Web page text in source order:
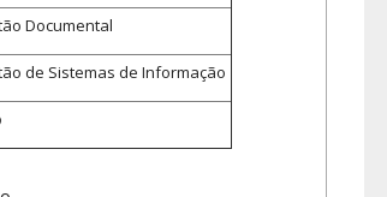
Documental
de Sistemas de Informação